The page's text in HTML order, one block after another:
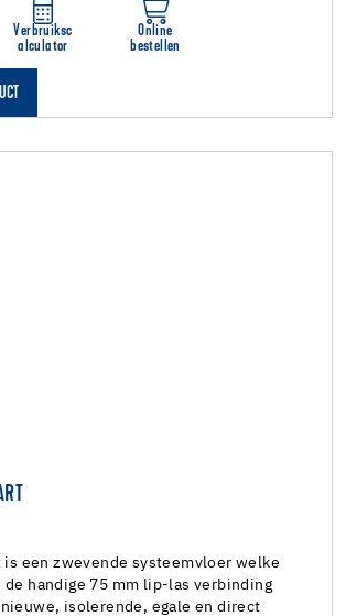
Verbruiksc
alculator
Online
bestellen
is een zwevende systeemvloer welke
de handige 75 mm lip-las verbinding
isolerende, egale en direct